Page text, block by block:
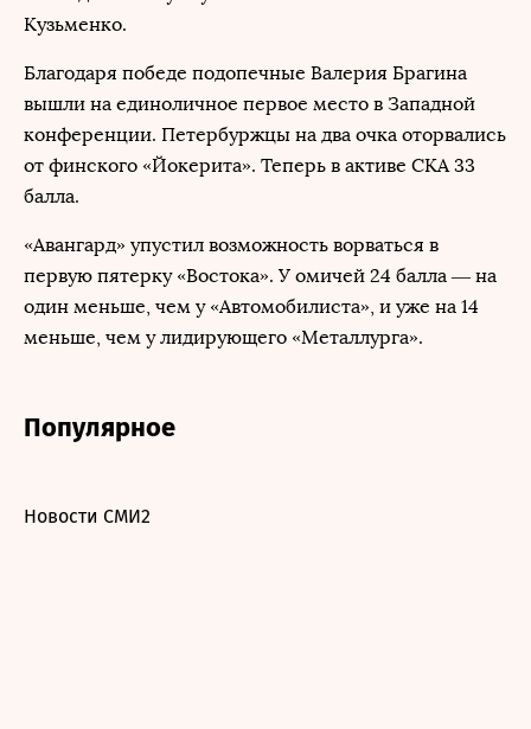
Кузьменко.
Благодаря победе подопечные Валерия Брагина
вышли на единоличное первое место в Западной
конференции. Петербуржцы на два очка оторвались
от финского «Йокерита». Теперь в активе СКА 33
балла.
«Авангард» упустил возможность ворваться в
первую пятерку «Востока». У омичей 24 балла — на
один меньше, чем у «Автомобилиста», и уже на 14
меньше, чем у лидирующего «Металлурга».
Популярное
Новости СМИ2